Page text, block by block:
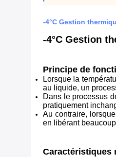
-4°C Gestion
-4°C Gestion
Principe de
Lorsque la
au liquide, un
Dans le processus
pratiquement
Au contraire,
en libérant
Caractéristiques